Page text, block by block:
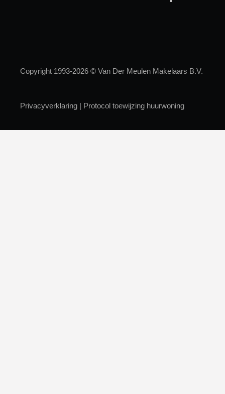
Copyright 1993-2026 © Van Der Meulen Makelaars B.V.
Privacyverklaring | Protocol toewijzing huurwoning